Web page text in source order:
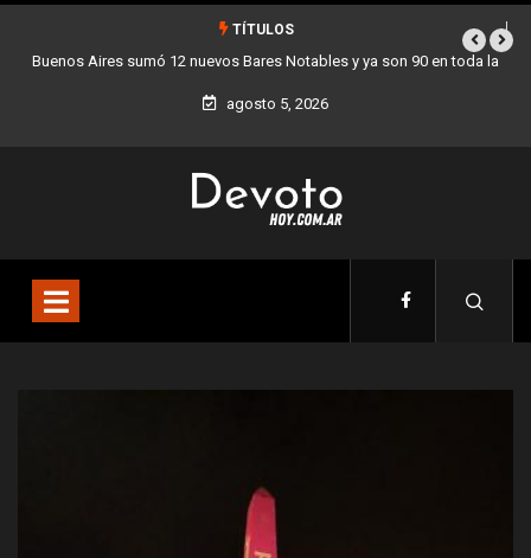
TÍTULOS
Los stands móviles de la Ciudad llegan esta semana a Villa Devoto
agosto 5, 2026